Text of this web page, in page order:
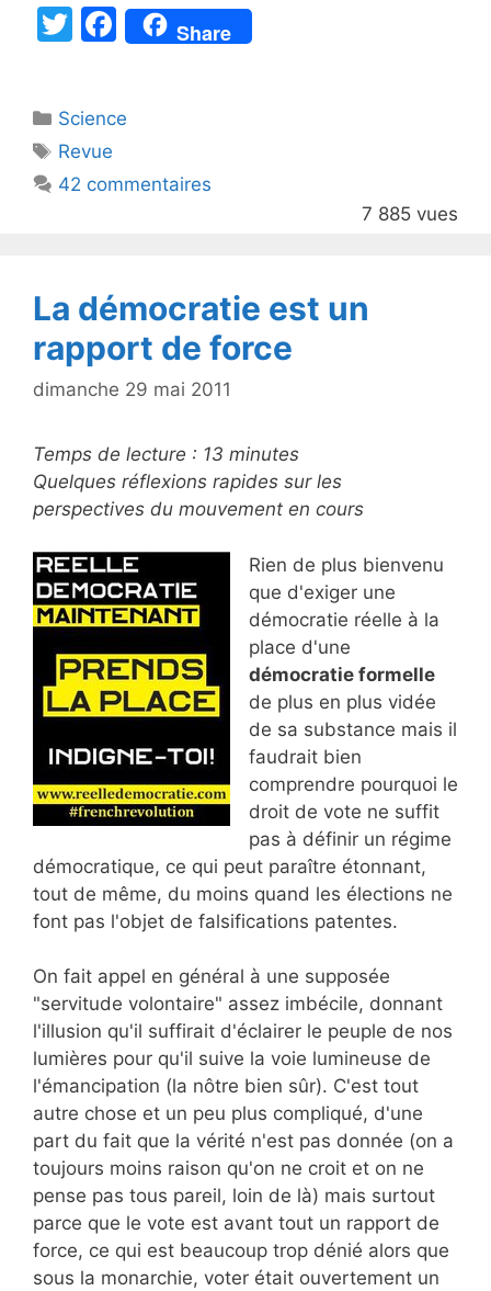
T
er
F
a
e
o
Share
Catégories
Science
Étiquettes
Revue
42 commentaires
7 885 vues
La démocratie est un
rapport de force
dimanche 29 mai 2011
Temps de lecture : 13 minutes
Quelques réflexions rapides sur les
perspectives du mouvement en cours
Rien de plus bienvenu
que d'exiger une
démocratie réelle à la
place d'une
démocratie formelle
de plus en plus vidée
de sa substance mais il
faudrait bien
comprendre pourquoi le
droit de vote ne suffit
pas à définir un régime
démocratique, ce qui peut paraître étonnant,
tout de même, du moins quand les élections ne
font pas l'objet de falsifications patentes.
On fait appel en général à une supposée
"servitude volontaire" assez imbécile, donnant
l'illusion qu'il suffirait d'éclairer le peuple de nos
lumières pour qu'il suive la voie lumineuse de
l'émancipation (la nôtre bien sûr). C'est tout
autre chose et un peu plus compliqué, d'une
part du fait que la vérité n'est pas donnée (on a
toujours moins raison qu'on ne croit et on ne
pense pas tous pareil, loin de là) mais surtout
parce que le vote est avant tout un rapport de
force, ce qui est beaucoup trop dénié alors que
sous la monarchie, voter était ouvertement un